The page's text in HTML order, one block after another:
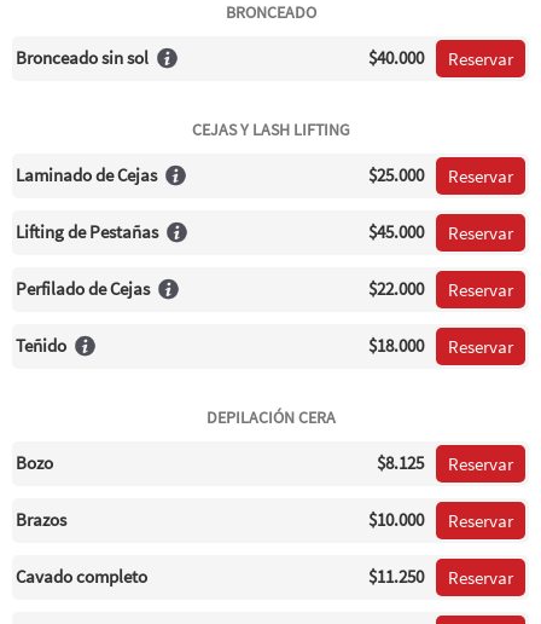
BRONCEADO
Bronceado sin sol $40.000 Reservar
CEJAS Y LASH LIFTING
Laminado de Cejas $25.000 Reservar
Lifting de Pestañas $45.000 Reservar
Perfilado de Cejas $22.000 Reservar
Teñido $18.000 Reservar
DEPILACIÓN CERA
Bozo $8.125 Reservar
Brazos $10.000 Reservar
Cavado completo $11.250 Reservar